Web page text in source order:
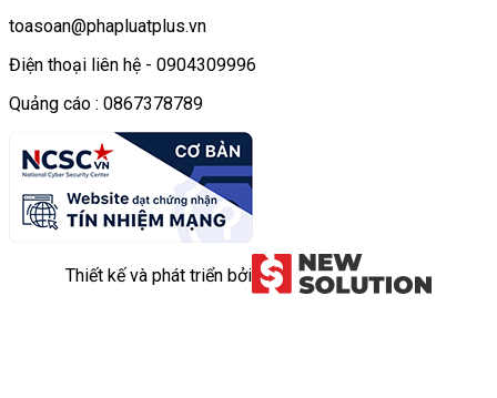
toasoan@phapluatplus.vn
Điện thoại liên hệ - 0904309996
Quảng cáo : 0867378789
Thiết kế và phát triển bởi